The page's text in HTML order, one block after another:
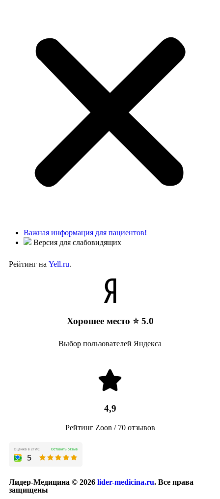
Важная информация для пациентов!
Версия для слабовидящих
Рейтинг на Yell.ru.
Хорошее место ⭐ 5.0
Выбор пользователей Яндекса
4,9
Рейтинг Zoon / 70 отзывов
Лидер-Медицина © 2026 lider-medicina.ru. Все права
защищены